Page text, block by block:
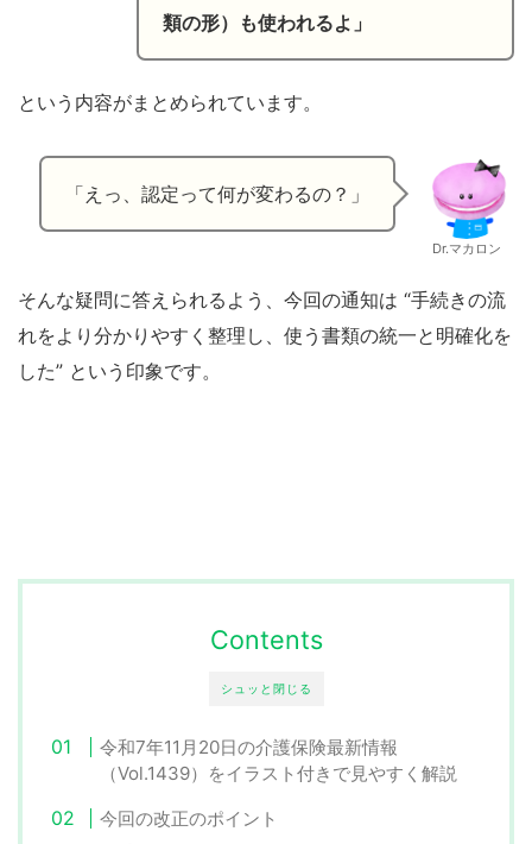
類の形）も使われるよ」
という内容がまとめられています。
「えっ、認定って何が変わるの？」
Dr.マカロン
そんな疑問に答えられるよう、今回の通知は “手続きの流
れをより分かりやすく整理し、使う書類の統一と明確化を
した” という印象です。
シュッと閉じる
Contents
令和7年11月20日の介護保険最新情報
（Vol.1439）をイラスト付きで見やすく解説
今回の改正のポイント